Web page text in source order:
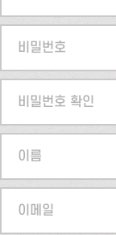
비밀번호
비밀번호 확인
이름
이메일